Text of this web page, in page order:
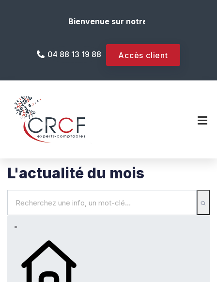
Bienvenue sur notre site internet !
04 88 13 19 88 Accès client
L'actualité du mois